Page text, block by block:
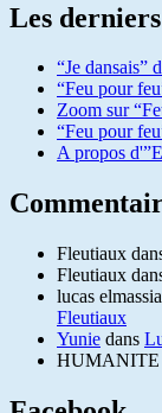
Les
“Je dansais”
“Feu pour
Zoom sur
“Feu pour
A propos
Fleutiaux
Fleutiaux
lucas
Fleutiaux
Yunie dans
HUMANITE